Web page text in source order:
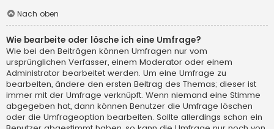
Nach oben
Wie bearbeite oder lösche ich eine Umfrage?
Wie bei den Beiträgen können Umfragen nur vom
ursprünglichen Verfasser, einem Moderator oder einem
Administrator bearbeitet werden. Um eine Umfrage zu
bearbeiten, ändere den ersten Beitrag des Themas; dieser ist
immer mit der Umfrage verknüpft. Wenn niemand eine Stimme
abgegeben hat, dann können Benutzer die Umfrage löschen
oder die Umfrageoption bearbeiten. Sollte allerdings schon ein